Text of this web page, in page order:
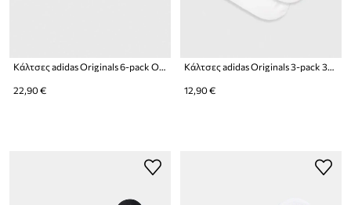
Κάλτσες adidas Originals 6-pack Ozweego 6-pack
22,90 €
Κάλτσες adidas Originals 3-pack 3-pack
12,90 €